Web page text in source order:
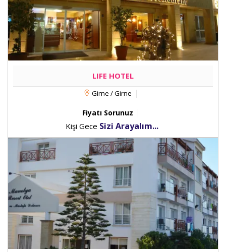
LIFE HOTEL
Girne / Girne
Fiyatı Sorunuz
Kişi Gece Sizi Arayalım...